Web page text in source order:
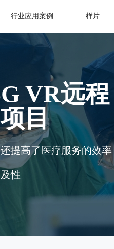
行业应用案例 样片
VR远程
目
提高了医疗服务的效率
性